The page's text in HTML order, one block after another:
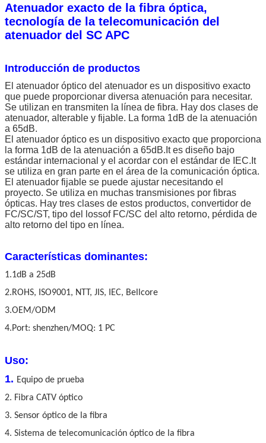
Atenuador exacto de la fibra óptica,
tecnología de la telecomunicación del
atenuador del SC APC
Introducción de productos
El atenuador óptico del atenuador es un dispositivo exacto
que puede proporcionar diversa atenuación para necesitar.
Se utilizan en transmiten la línea de fibra. Hay dos clases de
atenuador, alterable y fijable. La forma 1dB de la atenuación
a 65dB.
El atenuador óptico es un dispositivo exacto que proporciona
la forma 1dB de la atenuación a 65dB.It es diseño bajo
estándar internacional y el acordar con el estándar de IEC.It
se utiliza en gran parte en el área de la comunicación óptica.
El atenuador fijable se puede ajustar necesitando el
proyecto. Se utiliza en muchas transmisiones por fibras
ópticas. Hay tres clases de estos productos, convertidor de
FC/SC/ST, tipo del lossof FC/SC del alto retorno, pérdida de
alto retorno del tipo en línea.
Características dominantes:
1.1dB a 25dB
2.ROHS, ISO9001, NTT, JIS, IEC, Bellcore
3.OEM/ODM
4.Port: shenzhen/MOQ: 1 PC
Uso:
1. Equipo de prueba
2. Fibra CATV óptico
3. Sensor óptico de la fibra
4. Sistema de telecomunicación óptico de la fibra